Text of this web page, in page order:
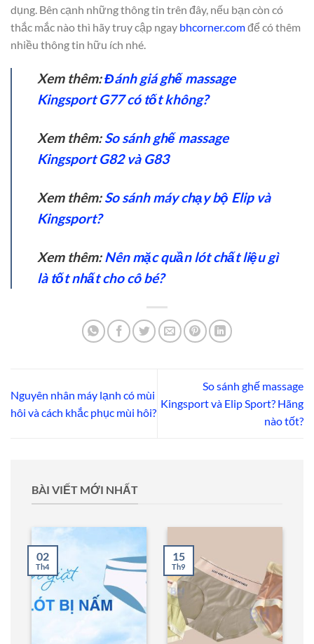
dụng. Bên cạnh những thông tin trên đây, nếu bạn còn có
thắc mắc nào thì hãy truy cập ngay bhcorner.comđể có thêm
nhiều thông tin hữu ích nhé.
Xem thêm:Đánh giá ghế massage
Kingsport G77 có tốt không?
Xem thêm:So sánh ghế massage
Kingsport G82 và G83
Xem thêm:So sánh máy chạy bộ Elip và
Kingsport?
Xem thêm:Nên mặc quần lót chất liệu gì
là tốt nhất cho cô bé?
Nguyên nhân máy lạnh có mùi
hôi và cách khắc phục mùi hôi?
So sánh ghế massage
Kingsport và Elip Sport? Hãng
nào tốt?
BÀI VIẾT MỚI NHẤT
02
Th4
15
Th9